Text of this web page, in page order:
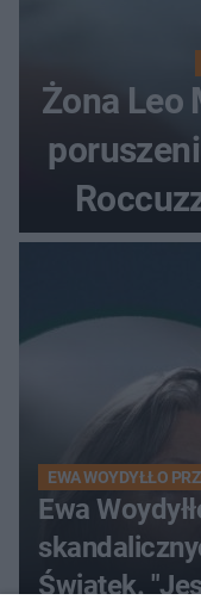
Żona Leo
EWA WOYDYŁŁO
Ewa
Świątek.